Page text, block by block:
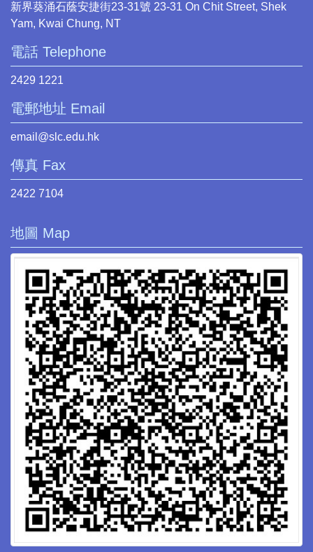
新界葵涌石蔭安捷街23-31號 23-31 On Chit Street, Shek
Yam, Kwai Chung, NT
電話 Telephone
2429 1221
電郵地址 Email
email@slc.edu.hk
傳真 Fax
2422 7104
地圖 Map